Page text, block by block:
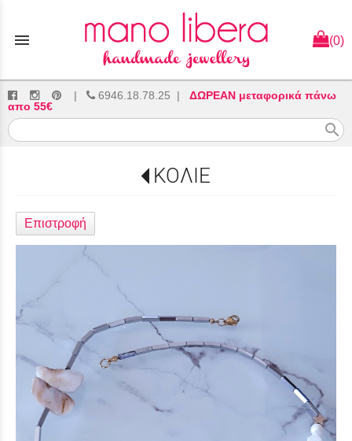
menu (0)
| 6946.18.78.25 | ΔΩΡΕΑΝ μεταφορικά πάνω
απο 55€
search
ΚΟΛΙΕ
Επιστροφή